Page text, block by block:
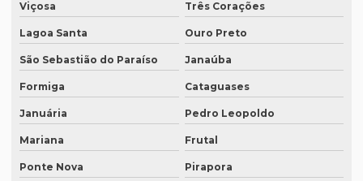
Empresa de tradução rj
Empresa de tradução em são paulo
Empresa de tradução simultanea
Empresa de tradução simultanea sp
Empresa de tradução simultânea para teams em campinas
Viçosa Três Corações
Lagoa Santa Ouro Preto
São Sebastião do Paraíso Janaúba
Formiga Cataguases
Januária Pedro Leopoldo
Mariana Frutal
Ponte Nova Pirapora